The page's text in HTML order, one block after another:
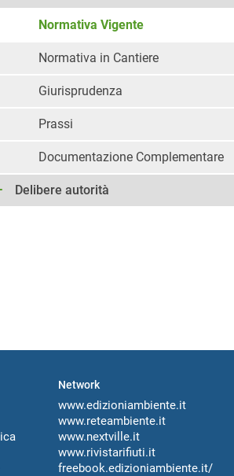
Normativa Vigente
Normativa in Cantiere
Giurisprudenza
Prassi
Documentazione Complementare
Delibere autorità
Network
www.edizioniambiente.it
www.reteambiente.it
www.nextville.it
www.rivistarifiuti.it
freebook.edizioniambiente.it/